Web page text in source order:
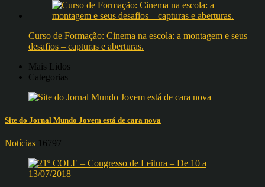
Curso de Formação: Cinema na escola: a montagem e seus
desafios – capturas e aberturas.
Mais Lidos
Categorias
Site do Jornal Mundo Jovem está de cara nova
Notícias 16797